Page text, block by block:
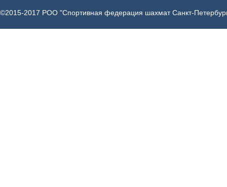
©2015-2017 РОО "Спортивная федерация шахмат Санкт-